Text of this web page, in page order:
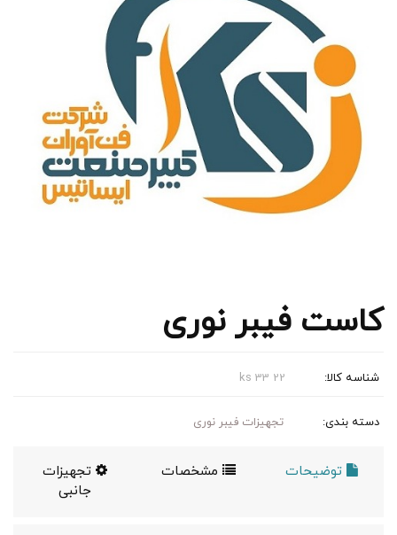
کاست فیبر نوری
شناسه کالا: ks 33 22
دسته بندی: تجهیزات فیبر نوری
توضیحات مشخصات
تجهیزات
جانبی